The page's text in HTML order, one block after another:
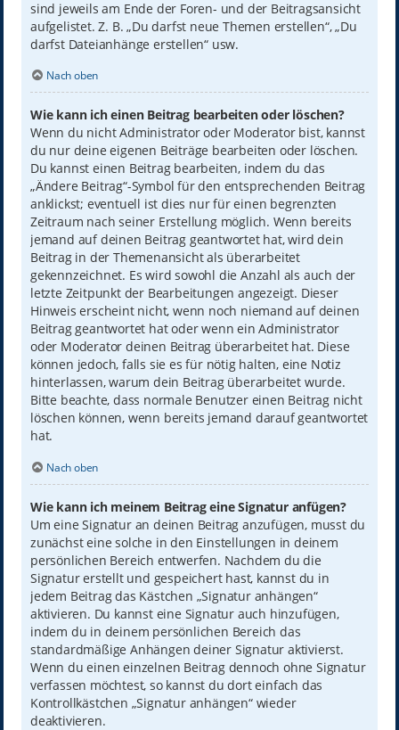
sind jeweils am Ende der Foren- und der Beitragsansicht
aufgelistet. Z. B. „Du darfst neue Themen erstellen“, „Du
darfst Dateianhänge erstellen“ usw.
Nach oben
Wie kann ich einen Beitrag bearbeiten oder löschen?
Wenn du nicht Administrator oder Moderator bist, kannst
du nur deine eigenen Beiträge bearbeiten oder löschen.
Du kannst einen Beitrag bearbeiten, indem du das
„Ändere Beitrag“-Symbol für den entsprechenden Beitrag
anklickst; eventuell ist dies nur für einen begrenzten
Zeitraum nach seiner Erstellung möglich. Wenn bereits
jemand auf deinen Beitrag geantwortet hat, wird dein
Beitrag in der Themenansicht als überarbeitet
gekennzeichnet. Es wird sowohl die Anzahl als auch der
letzte Zeitpunkt der Bearbeitungen angezeigt. Dieser
Hinweis erscheint nicht, wenn noch niemand auf deinen
Beitrag geantwortet hat oder wenn ein Administrator
oder Moderator deinen Beitrag überarbeitet hat. Diese
können jedoch, falls sie es für nötig halten, eine Notiz
hinterlassen, warum dein Beitrag überarbeitet wurde.
Bitte beachte, dass normale Benutzer einen Beitrag nicht
löschen können, wenn bereits jemand darauf geantwortet
hat.
Nach oben
Wie kann ich meinem Beitrag eine Signatur anfügen?
Um eine Signatur an deinen Beitrag anzufügen, musst du
zunächst eine solche in den Einstellungen in deinem
persönlichen Bereich entwerfen. Nachdem du die
Signatur erstellt und gespeichert hast, kannst du in
jedem Beitrag das Kästchen „Signatur anhängen“
aktivieren. Du kannst eine Signatur auch hinzufügen,
indem du in deinem persönlichen Bereich das
standardmäßige Anhängen deiner Signatur aktivierst.
Wenn du einen einzelnen Beitrag dennoch ohne Signatur
verfassen möchtest, so kannst du dort einfach das
Kontrollkästchen „Signatur anhängen“ wieder
deaktivieren.